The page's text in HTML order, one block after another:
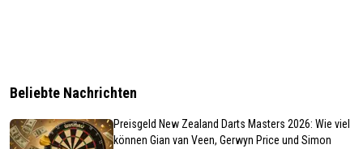
Beliebte Nachrichten
Preisgeld New Zealand Darts Masters 2026: Wie viel
können Gian van Veen, Gerwyn Price und Simon